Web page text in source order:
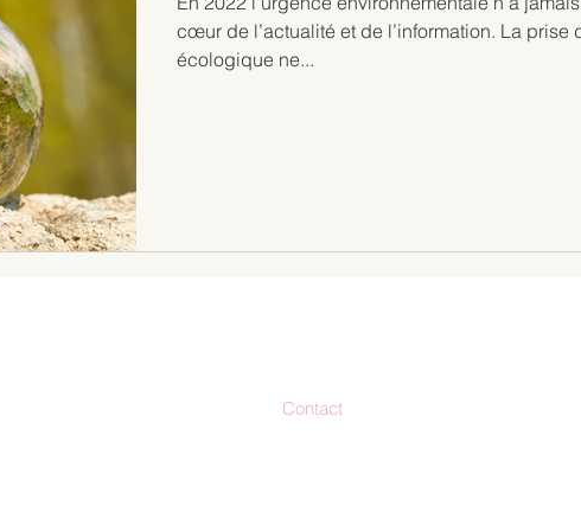
cœur de l’actualité et de l’information. La prise
écologique ne...
Contact